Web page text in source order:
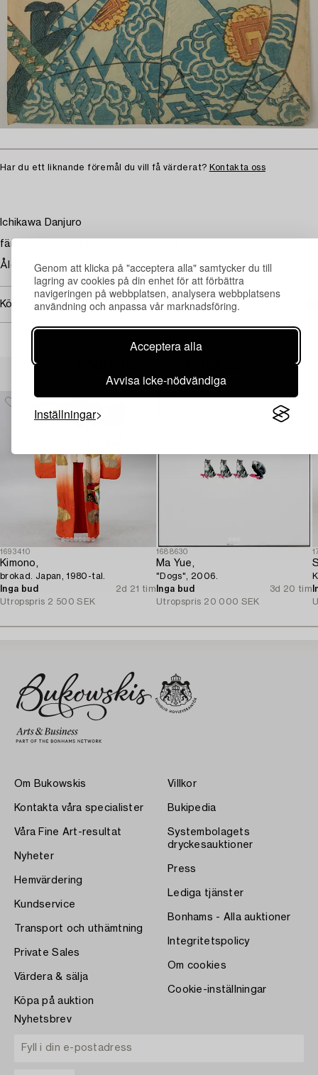
Genom att klicka på "acceptera alla" samtycker du till
lagring av cookies på din enhet för att förbättra
navigeringen på webbplatsen, analysera webbplatsens
användning och anpassa vår marknadsföring.
Acceptera alla
Avvisa icke-nödvändiga
Inställningar
Har du ett liknande föremål du vill få värderat? Kontakta oss
Ichikawa Danjuro
färgträsnitt, minnesbild shini-e, 1854, ca 35 x 24 cm
Åldersrelaterat slitage.
Köpinformation
1693410
Kimono,
brokad. Japan, 1980-tal.
Inga bud
2d 21 tim
Utropspris 2 500 SEK
1688630
Ma Yue,
"Dogs", 2006.
Inga bud
3d 20 tim
Utropspris 20 000 SEK
Om Bukowskis
Kontakta våra specialister
Våra Fine Art-resultat
Nyheter
Hemvärdering
Kundservice
Transport och uthämtning
Private Sales
Värdera & sälja
Köpa på auktion
Villkor
Bukipedia
Systembolagets
dryckesauktioner
Press
Lediga tjänster
Bonhams - Alla auktioner
Integritetspolicy
Om cookies
Cookie-inställningar
Nyhetsbrev